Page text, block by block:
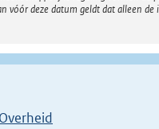
deze datum geldt dat alleen